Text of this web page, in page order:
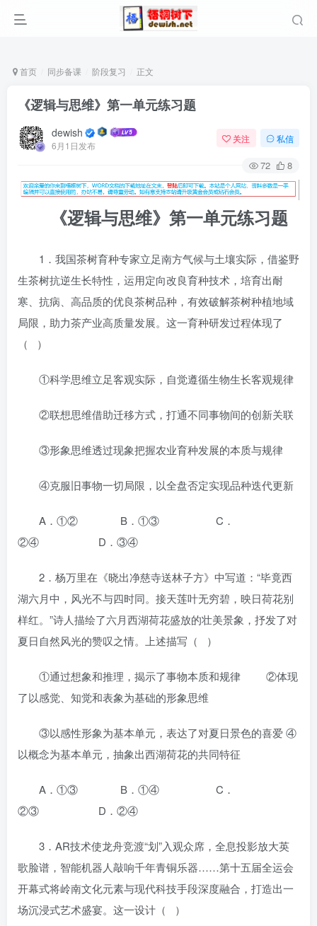
首页 同步备课 阶段复习 正文
《逻辑与思维》第一单元练习题
dewish
6月1日发布
关注 私信
72 8
《逻辑与思维》第一单元练习题
1．我国茶树育种专家立足南方气候与土壤实际，借鉴野
生茶树抗逆生长特性，运用定向改良育种技术，培育出耐
寒、抗病、高品质的优良茶树品种，有效破解茶树种植地域
局限，助力茶产业高质量发展。这一育种研发过程体现了
（ ）
①科学思维立足客观实际，自觉遵循生物生长客观规律
②联想思维借助迁移方式，打通不同事物间的创新关联
③形象思维透过现象把握农业育种发展的本质与规律
④克服旧事物一切局限，以全盘否定实现品种迭代更新
A．①② B．①③ C．
②④ D．③④
2．杨万里在《晓出净慈寺送林子方》中写道：“毕竟西
湖六月中，风光不与四时同。接天莲叶无穷碧，映日荷花别
样红。”诗人描绘了六月西湖荷花盛放的壮美景象，抒发了对
夏日自然风光的赞叹之情。上述描写（ ）
①通过想象和推理，揭示了事物本质和规律 ②体现
了以感觉、知觉和表象为基础的形象思维
③以感性形象为基本单元，表达了对夏日景色的喜爱 ④
以概念为基本单元，抽象出西湖荷花的共同特征
A．①③ B．①④ C．
②③ D．②④
3．AR技术使龙舟竞渡“划”入观众席，全息投影放大英
歌脸谱，智能机器人敲响千年青铜乐器……第十五届全运会
开幕式将岭南文化元素与现代科技手段深度融合，打造出一
场沉浸式艺术盛宴。这一设计（ ）